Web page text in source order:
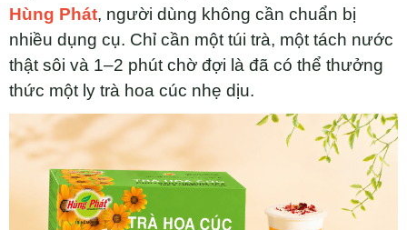
Hùng Phát, người dùng không cần chuẩn bị
nhiều dụng cụ. Chỉ cần một túi trà, một tách nước
thật sôi và 1–2 phút chờ đợi là đã có thể thưởng
thức một ly trà hoa cúc nhẹ dịu.